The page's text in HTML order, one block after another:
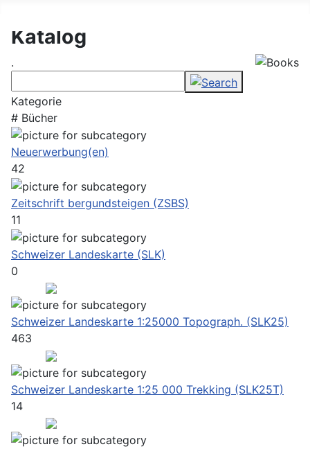
Katalog
.
Kategorie
# Bücher
Neuerwerbung(en)
42
Zeitschrift bergundsteigen (ZSBS)
11
Schweizer Landeskarte (SLK)
0
Schweizer Landeskarte 1:25000 Topograph. (SLK25)
463
Schweizer Landeskarte 1:25 000 Trekking (SLK25T)
14